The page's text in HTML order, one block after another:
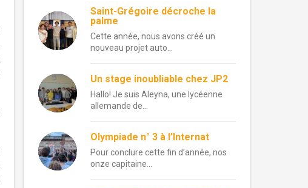
Saint-Grégoire décroche la
palme
Cette année, nous avons créé un
nouveau projet auto...
Un stage inoubliable chez JP2
Hallo! Je suis Aleyna, une lycéenne
allemande de...
Olympiade n° 3 à l’Internat
Pour conclure cette fin d’année, nos
onze capitaine...